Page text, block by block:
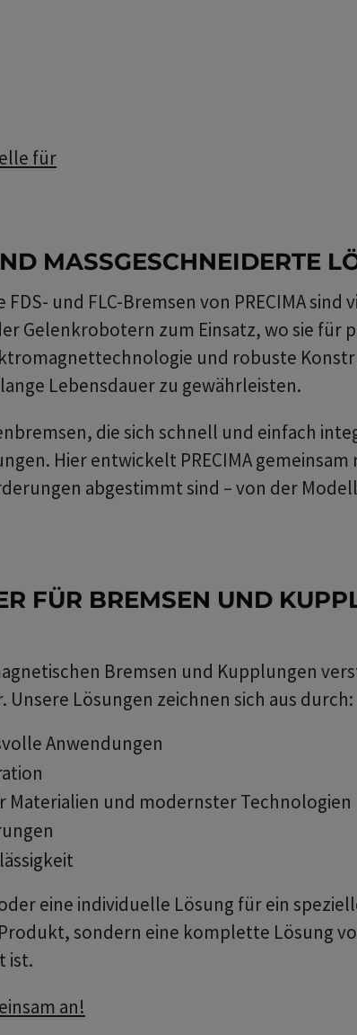
für
MASSGESCHNEIDERTE
FDS- und FLC-Bremsen von PRECIMA sind
Gelenkrobotern zum Einsatz, wo sie für
und robuste
Lebensdauer zu gewährleisten.
die sich schnell und einfach
Hier entwickelt PRECIMA
abgestimmt sind – von der
FÜR BREMSEN UND
Bremsen und Kupplungen
Lösungen zeichnen sich aus durch:
Anwendungen
und modernster Technologien
eine individuelle Lösung für ein
sondern eine komplette Lösung
ist.
an!